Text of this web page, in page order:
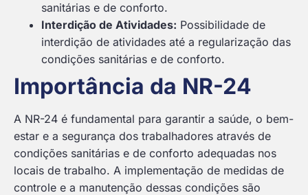
sanitárias e de conforto.
Interdição de Atividades: Possibilidade de
interdição de atividades até a regularização das
condições sanitárias e de conforto.
Importância da NR-24
A NR-24 é fundamental para garantir a saúde, o bem-
estar e a segurança dos trabalhadores através de
condições sanitárias e de conforto adequadas nos
locais de trabalho. A implementação de medidas de
controle e a manutenção dessas condições são